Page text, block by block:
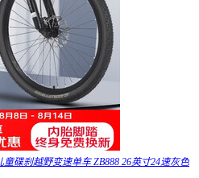
碟刹越野变速单车 ZB888 26英寸24速灰色